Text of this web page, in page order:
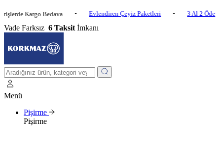
Kargo Bedava • Evlendiren Çeyiz Paketleri • 3 Al 2 Öde •
Vade Farksız 6 Taksit İmkanı
Menü
Pişirme
Pişirme